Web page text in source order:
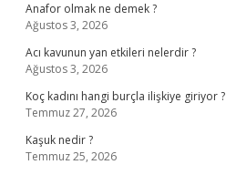
Anafor olmak ne demek ?
Ağustos 3, 2026
Acı kavunun yan etkileri nelerdir ?
Ağustos 3, 2026
Koç kadını hangi burçla ilişkiye giriyor ?
Temmuz 27, 2026
Kaşuk nedir ?
Temmuz 25, 2026